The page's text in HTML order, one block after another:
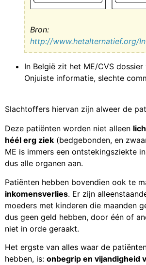
Bron:
http://www.hetalternatief.org/
In België zit het ME/CVS
Onjuiste informatie, slechte
Slachtoffers hiervan zijn alweer de
Deze patiënten worden niet alleen
héél erg ziek (bedgebonden, en
ME is immers een ontstekingsziekte
dus alle organen aan.
Patiënten hebben bovendien ook te
inkomensverlies. Er zijn
moeders met kinderen die maanden
dus geen geld hebben, door één of
niet in orde geraakt.
Het ergste van alles waar de
hebben, is: onbegrip en vijandigheid